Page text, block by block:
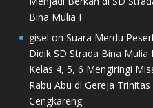
Bina Mulia I
gisel on Suara Merdu
Didik SD Strada Bina Mulia
Kelas 4, 5, 6 Mengiringi
Rabu Abu di Gereja Trinitas
Cengkareng